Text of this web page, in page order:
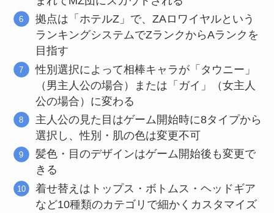
拠点は「ホテルZ」で、ZAロワイヤルという
ランキングシステムでZランクからAランクを
目指す
性別選択によって相棒キャラが「タウニー」
（男主人公の場合）または「ガイ」（女主人
公の場合）に変わる
主人公の見た目はゲーム開始時に8タイプから
選択し、性別・肌の色は変更不可
髪色・目のデザインはゲーム開始後も変更で
きる
着せ替えはトップス・ボトムス・ヘッドギア
など10種類のカテゴリで細かくカスタマイズ